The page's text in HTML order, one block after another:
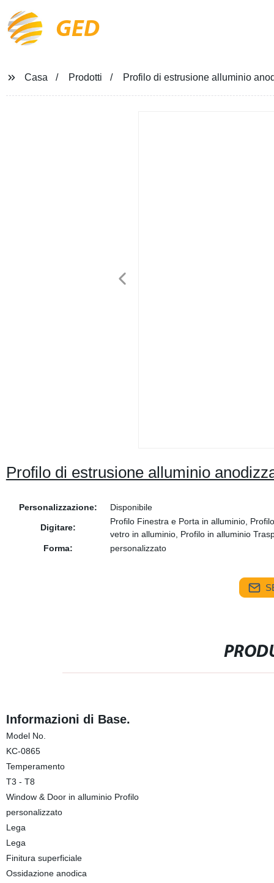
GED
Casa Prodotti Profilo di estrusione alluminio
Profilo di estrusione alluminio
Personalizzazione: Disponibile
Digitare:
Profilo Finestra e Porta in alluminio,
vetro in alluminio, Profilo in alluminio
Forma:
personalizzato
Informazioni di Base.
Model No.
KC-0865
Temperamento
T3 - T8
Window & Door in alluminio Profilo
personalizzato
Lega
Lega
Finitura superficiale
Ossidazione anodica